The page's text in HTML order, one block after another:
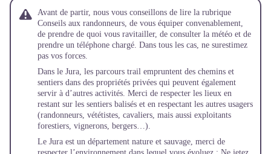
Avant de partir, nous vous conseillons de lire la rubrique
Conseils aux randonneurs, de vous équiper convenablement,
de prendre de quoi vous ravitailler, de consulter la météo et de
prendre un téléphone chargé. Dans tous les cas, ne surestimez
pas vos forces.
Dans le Jura, les parcours trail empruntent des chemins et
sentiers dans des propriétés privées qui peuvent également
servir à d’autres activités. Merci de respecter les lieux en
restant sur les sentiers balisés et en respectant les autres usagers
(randonneurs, vététistes, cavaliers, mais aussi exploitants
forestiers, vignerons, bergers…).
Le Jura est un département nature et sauvage, merci de